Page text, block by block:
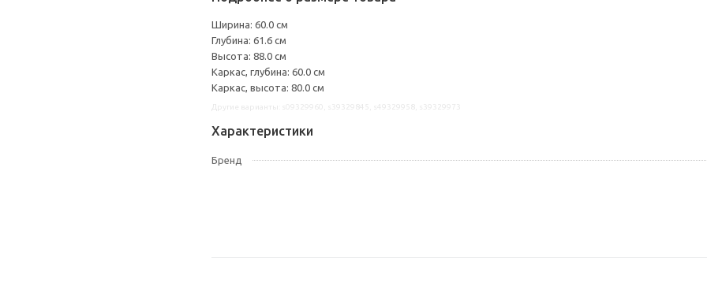
Ширина: 60.0 см
Глубина: 61.6 см
Высота: 88.0 см
Каркас, глубина: 60.0 см
Каркас, высота: 80.0 см
Характеристики
Бренд